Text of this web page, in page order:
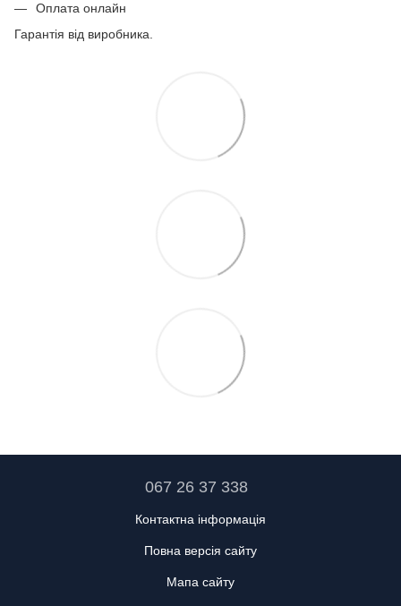
Оплата онлайн
Гарантія від виробника.
067 26 37 338
Контактна інформація
Повна версія сайту
Мапа сайту